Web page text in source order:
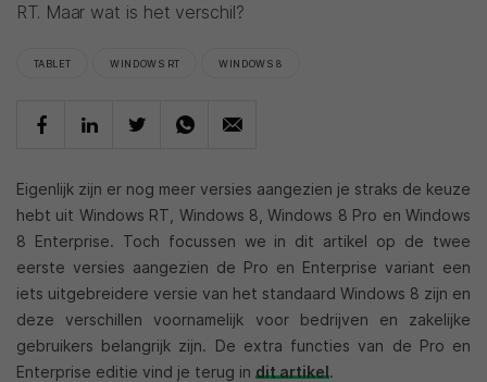
RT. Maar wat is het verschil?
TABLET WINDOWS RT WINDOWS 8
Eigenlijk zijn er nog meer versies aangezien je straks de keuze
hebt uit Windows RT, Windows 8, Windows 8 Pro en Windows
8 Enterprise. Toch focussen we in dit artikel op de twee
eerste versies aangezien de Pro en Enterprise variant een
iets uitgebreidere versie van het standaard Windows 8 zijn en
deze verschillen voornamelijk voor bedrijven en zakelijke
gebruikers belangrijk zijn. De extra functies van de Pro en
Enterprise editie vind je terug in dit artikel.